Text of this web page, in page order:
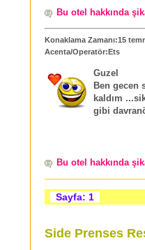
Bu otel hakkında
Konaklama Zamanı:15
Acenta/Operatör:Ets
Guzel
Ben gecen
kaldım
gibi
Bu otel hakkında
Sayfa: 1
Side Prenses